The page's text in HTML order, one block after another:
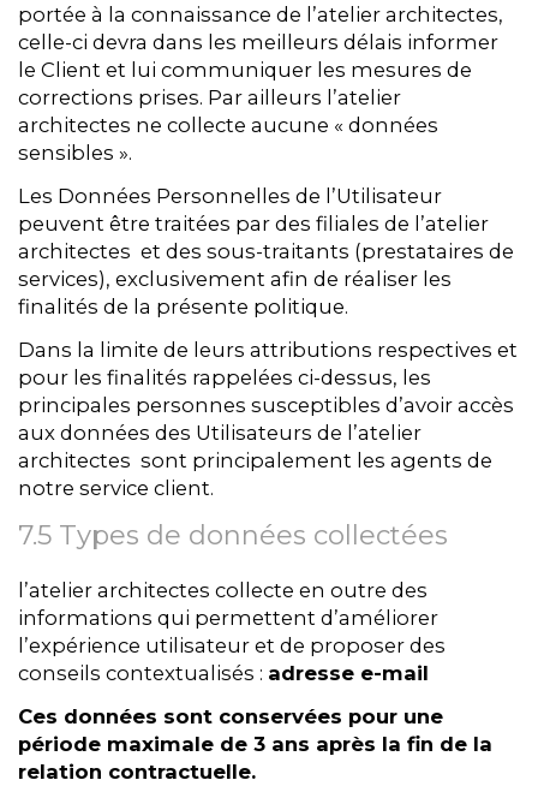
portée à la connaissance de l’atelier architectes,
celle-ci devra dans les meilleurs délais informer
le Client et lui communiquer les mesures de
corrections prises. Par ailleurs l’atelier
architectes ne collecte aucune « données
sensibles ».
Les Données Personnelles de l’Utilisateur
peuvent être traitées par des filiales de l’atelier
architectes et des sous-traitants (prestataires de
services), exclusivement afin de réaliser les
finalités de la présente politique.
Dans la limite de leurs attributions respectives et
pour les finalités rappelées ci-dessus, les
principales personnes susceptibles d’avoir accès
aux données des Utilisateurs de l’atelier
architectes sont principalement les agents de
notre service client.
7.5 Types de données collectées
l’atelier architectes collecte en outre des
informations qui permettent d’améliorer
l’expérience utilisateur et de proposer des
conseils contextualisés : adresse e-mail
Ces données sont conservées pour une
période maximale de 3 ans après la fin de la
relation contractuelle.